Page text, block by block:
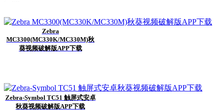
Zebra
MC3300(MC330K/MC330M)秋
葵视频破解版APP下载
Zebra-Symbol TC51 触屏式安卓
秋葵视频破解版APP下载